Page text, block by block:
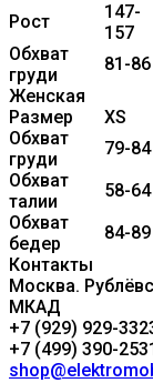
Рост
147-
157
Обхват
груди
81-86
Женская
Размер
XS
Обхват
груди
79-84
Обхват
талии
58-64
Обхват
бедер
84-89
Контакты
Москва.
МКАД
+7 (929) 929-
+7 (499) 390-2531